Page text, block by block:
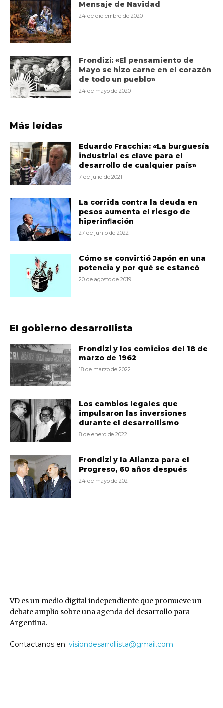
Mensaje de Navidad
24 de diciembre de 2020
Frondizi: «El pensamiento de
Mayo se hizo carne en el corazón
de todo un pueblo»
24 de mayo de 2020
Más leídas
Eduardo Fracchia: «La burguesía
industrial es clave para el
desarrollo de cualquier país»
7 de julio de 2021
La corrida contra la deuda en
pesos aumenta el riesgo de
hiperinflación
27 de junio de 2022
Cómo se convirtió Japón en una
potencia y por qué se estancó
20 de agosto de 2019
El gobierno desarrollista
Frondizi y los comicios del 18 de
marzo de 1962
18 de marzo de 2022
Los cambios legales que
impulsaron las inversiones
durante el desarrollismo
8 de enero de 2022
Frondizi y la Alianza para el
Progreso, 60 años después
24 de mayo de 2021
VD es un medio digital independiente que promueve un
debate amplio sobre una agenda del desarrollo para
Argentina.
Contactanos en: visiondesarrollista@gmail.com